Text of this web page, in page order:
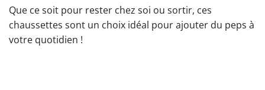
Que ce soit pour rester chez soi ou sortir, ces
chaussettes sont un choix idéal pour ajouter du peps à
votre quotidien !